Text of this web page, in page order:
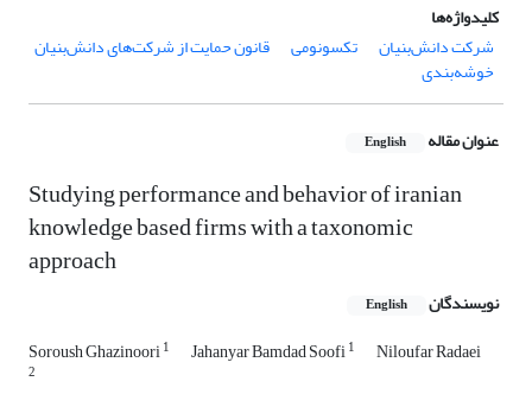
کلیدواژه‌ها
شرکت دانش‌بنیان
تکسونومی قانون حمایت از شرکت‌های دانش‌بنیان
خوشه‌بندی
عنوان مقاله English
Studying performance and behavior of iranian
knowledge based firms with a taxonomic
approach
نویسندگان English
Soroush Ghazinoori1 Jahanyar Bamdad Soofi1 Niloufar Radaei
2